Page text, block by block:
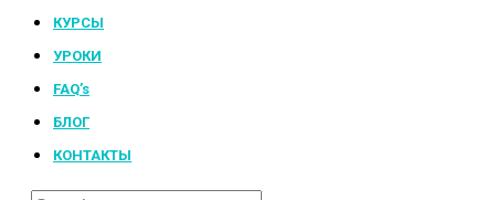
КУРСЫ
УРОКИ
FAQ’s
БЛОГ
КОНТАКТЫ